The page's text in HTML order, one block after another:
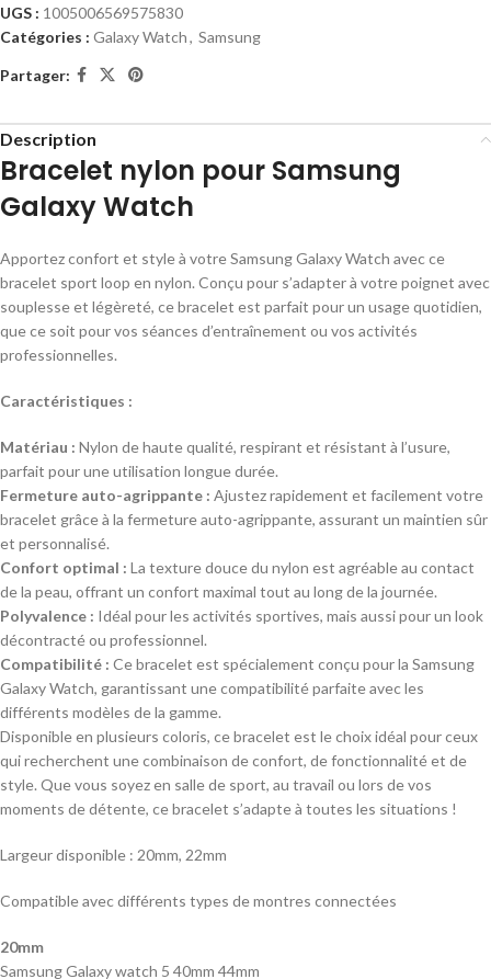
UGS : 1005006569575830
Catégories : Galaxy Watch, Samsung
Partager:
Description
Bracelet nylon pour Samsung
Galaxy Watch
Apportez confort et style à votre Samsung Galaxy Watch avec ce
bracelet sport loop en nylon. Conçu pour s’adapter à votre poignet avec
souplesse et légèreté, ce bracelet est parfait pour un usage quotidien,
que ce soit pour vos séances d’entraînement ou vos activités
professionnelles.
Caractéristiques :
Matériau : Nylon de haute qualité, respirant et résistant à l’usure,
parfait pour une utilisation longue durée.
Fermeture auto-agrippante : Ajustez rapidement et facilement votre
bracelet grâce à la fermeture auto-agrippante, assurant un maintien sûr
et personnalisé.
Confort optimal : La texture douce du nylon est agréable au contact
de la peau, offrant un confort maximal tout au long de la journée.
Polyvalence : Idéal pour les activités sportives, mais aussi pour un look
décontracté ou professionnel.
Compatibilité : Ce bracelet est spécialement conçu pour la Samsung
Galaxy Watch, garantissant une compatibilité parfaite avec les
différents modèles de la gamme.
Disponible en plusieurs coloris, ce bracelet est le choix idéal pour ceux
qui recherchent une combinaison de confort, de fonctionnalité et de
style. Que vous soyez en salle de sport, au travail ou lors de vos
moments de détente, ce bracelet s’adapte à toutes les situations !
Largeur disponible : 20mm, 22mm
Compatible avec différents types de montres connectées
20mm
Samsung Galaxy watch 5 40mm 44mm